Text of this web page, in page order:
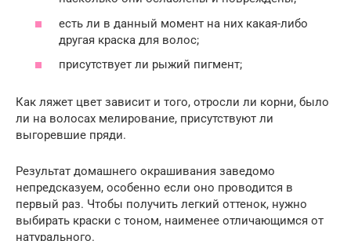
есть ли в данный момент на них какая-либо
другая краска для волос;
присутствует ли рыжий пигмент;
Как ляжет цвет зависит и того, отросли ли корни, было
ли на волосах мелирование, присутствуют ли
выгоревшие пряди.
Результат домашнего окрашивания заведомо
непредсказуем, особенно если оно проводится в
первый раз. Чтобы получить легкий оттенок, нужно
выбирать краски с тоном, наименее отличающимся от
натурального.